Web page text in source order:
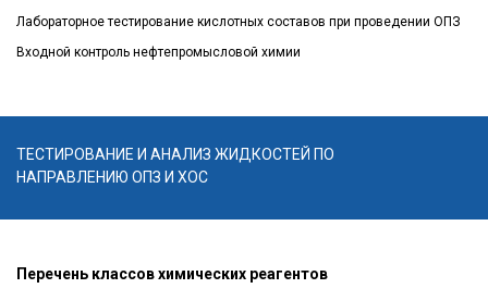
Лабораторное тестирование кислотных составов при проведении ОПЗ
Входной контроль нефтепромысловой химии
ТЕСТИРОВАНИЕ И АНАЛИЗ ЖИДКОСТЕЙ ПО
НАПРАВЛЕНИЮ ОПЗ И ХОС
Перечень классов химических реагентов